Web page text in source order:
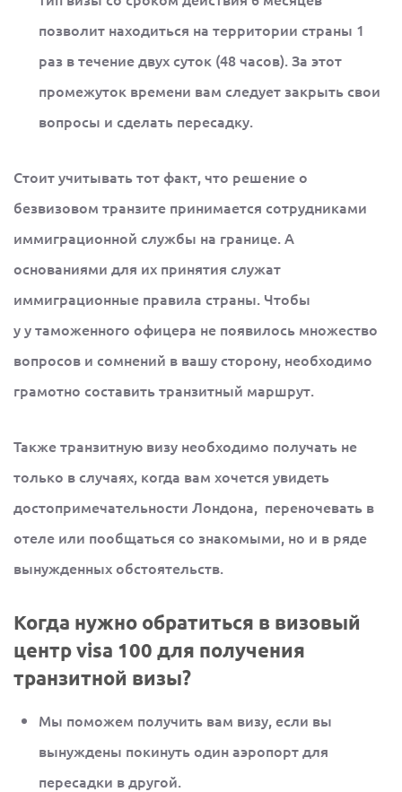
позволит находиться на территории страны 1
раз в течение двух суток (48 часов). За этот
промежуток времени вам следует закрыть свои
вопросы и сделать пересадку.
Стоит учитывать тот факт, что решение о
безвизовом транзите принимается сотрудниками
иммиграционной службы на границе. А
основаниями для их принятия служат
иммиграционные правила страны. Чтобы
у у таможенного офицера не появилось множество
вопросов и сомнений в вашу сторону, необходимо
грамотно составить транзитный маршрут.
Также транзитную визу необходимо получать не
только в случаях, когда вам хочется увидеть
достопримечательности Лондона, переночевать в
отеле или пообщаться со знакомыми, но и в ряде
вынужденных обстоятельств.
Когда нужно обратиться в визовый
центр visa 100 для получения
транзитной визы?
Мы поможем получить вам визу, если вы
вынуждены покинуть один аэропорт для
пересадки в другой.